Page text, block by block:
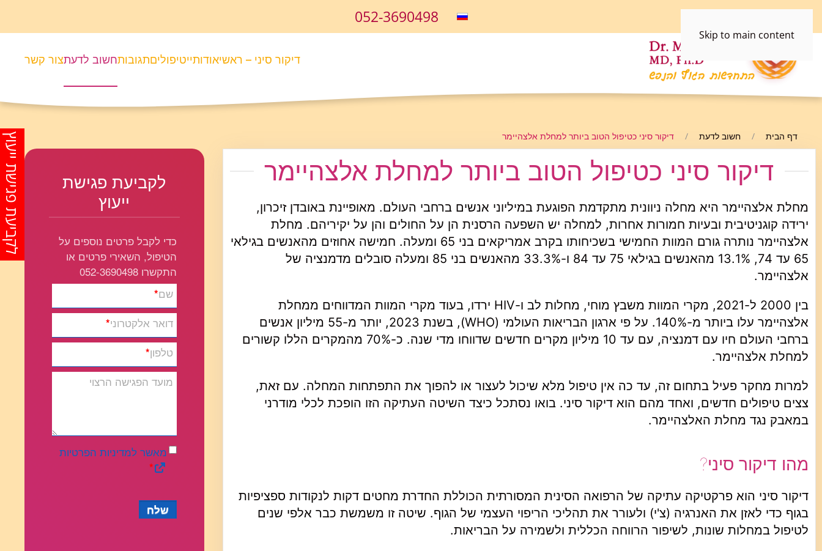
Skip to main content
052-3690498
דיקור סיני – ראשיאודותייטיפוליםתגובותחשוב לדעתצור קשר
דף הבית חשוב לדעת דיקור סיני כטיפול הטוב ביותר למחלת אלצהיימר
דיקור סיני כטיפול הטוב ביותר למחלת אלצהיימר
מחלת אלצהיימר היא מחלה ניוונית מתקדמת הפוגעת במיליוני אנשים ברחבי העולם. מאופיינת באובדן זיכרון,
ירידה קוגניטיבית ובעיות חמורות אחרות, למחלה יש השפעה הרסנית הן על החולים והן על יקיריהם. מחלת
אלצהיימר נותרה גורם המוות החמישי בשכיחותו בקרב אמריקאים בני 65 ומעלה. חמישה אחוזים מהאנשים בגילאי
65 עד 74, 13.1% מהאנשים בגילאי 75 עד 84 ו-33.3% מהאנשים בני 85 ומעלה סובלים מדמנציה של
אלצהיימר.
בין 2000 ל-2021, מקרי המוות משבץ מוחי, מחלות לב ו-HIV ירדו, בעוד מקרי המוות המדווחים ממחלת
אלצהיימר עלו ביותר מ-140%. על פי ארגון הבריאות העולמי (WHO), בשנת 2023, יותר מ-55 מיליון אנשים
ברחבי העולם חיו עם דמנציה, עם עד 10 מיליון מקרים חדשים שדווחו מדי שנה. כ-70% מהמקרים הללו קשורים
למחלת אלצהיימר.
למרות מחקר פעיל בתחום זה, עד כה אין טיפול מלא שיכול לעצור או להפוך את התפתחות המחלה. עם זאת,
צצים טיפולים חדשים, ואחד מהם הוא דיקור סיני. בואו נסתכל כיצד השיטה העתיקה הזו הופכת לכלי מודרני
במאבק נגד מחלת האלצהיימר.
מהו דיקור סיני?
דיקור סיני הוא פרקטיקה עתיקה של הרפואה הסינית המסורתית הכוללת החדרת מחטים דקות לנקודות ספציפיות
בגוף כדי לאזן את האנרגיה (צ'י) ולעורר את תהליכי הריפוי העצמי של הגוף. שיטה זו משמשת כבר אלפי שנים
לטיפול במחלות שונות, לשיפור הרווחה הכללית ולשמירה על הבריאות.
לקביעת פגישת
ייעוץ
כדי לקבל פרטים נוספים על
הטיפול, השאירי פרטים או
התקשרו 052-3690498
שם*
דואר אלקטרוני*
טלפון*
מועד הפגישה הרצוי
מאשר למדיניות הפרטיות
*
שלח
לקביעת פגישת ייעוץ